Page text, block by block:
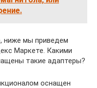
ниже мы приведем
Маркете. Какими
такие адаптеры?
оснащен